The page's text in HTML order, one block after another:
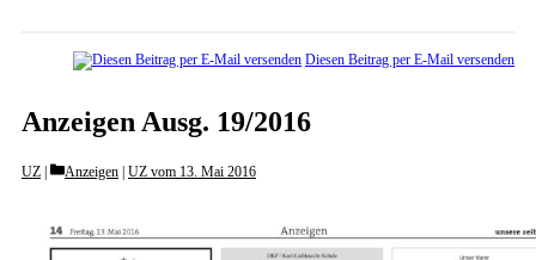
Diesen Beitrag per E-Mail versenden
Anzeigen Ausg. 19/2016
UZ Categories
Anzeigen UZ vom 13. Mai 2016